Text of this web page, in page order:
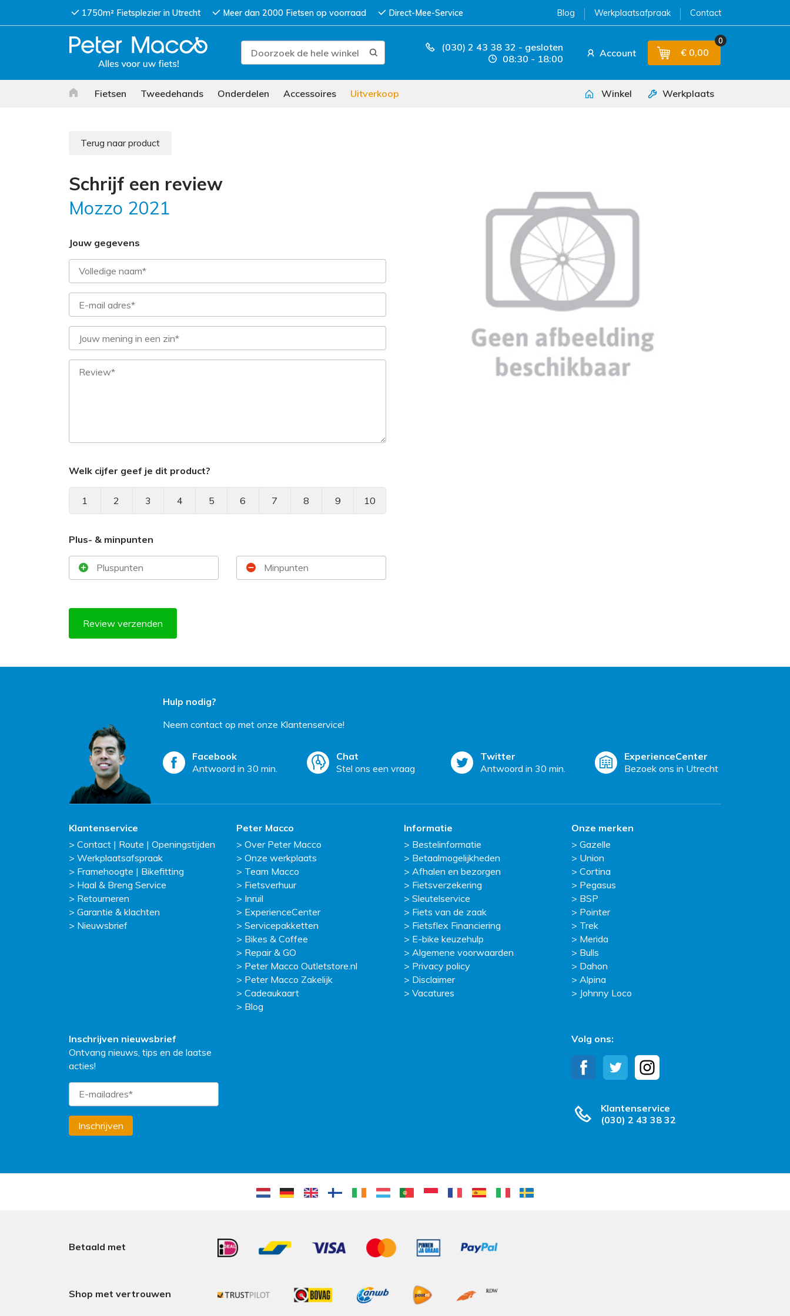
1750m² Fietsplezier in Utrecht Meer dan 2000 Fietsen op voorraad Direct-Mee-Service Blog Werkplaatsafpraak Contact
(030) 2 43 38 32 - gesloten
08:30 - 18:00
Account € 0,00
0
Fietsen Tweedehands Onderdelen Accessoires Uitverkoop Winkel Werkplaats
Terug naar product
Schrijf een review
Mozzo 2021
Jouw gegevens
Welk cijfer geef je dit product?
1 2 3 4 5 6 7 8 9 10
Plus- & minpunten
Review verzenden
Hulp nodig?
Neem contact op met onze Klantenservice!
Facebook
Antwoord in 30 min.
Chat
Stel ons een vraag
Twitter
Antwoord in 30 min.
ExperienceCenter
Bezoek ons in Utrecht
Klantenservice
Contact | Route | Openingstijden
Werkplaatsafspraak
Framehoogte | Bikefitting
Haal & Breng Service
Retourneren
Garantie & klachten
Nieuwsbrief
Peter Macco
Over Peter Macco
Onze werkplaats
Team Macco
Fietsverhuur
Inruil
ExperienceCenter
Servicepakketten
Bikes & Coffee
Repair & GO
Peter Macco Outletstore.nl
Peter Macco Zakelijk
Cadeaukaart
Blog
Informatie
Bestelinformatie
Betaalmogelijkheden
Afhalen en bezorgen
Fietsverzekering
Sleutelservice
Fiets van de zaak
Fietsflex Financiering
E-bike keuzehulp
Algemene voorwaarden
Privacy policy
Disclaimer
Vacatures
Onze merken
Gazelle
Union
Cortina
Pegasus
BSP
Pointer
Trek
Merida
Bulls
Dahon
Alpina
Johnny Loco
Inschrijven nieuwsbrief
Ontvang nieuws, tips en de laatse
acties!
Inschrijven
Volg ons:
Klantenservice
(030) 2 43 38 32
Betaald met
Shop met vertrouwen